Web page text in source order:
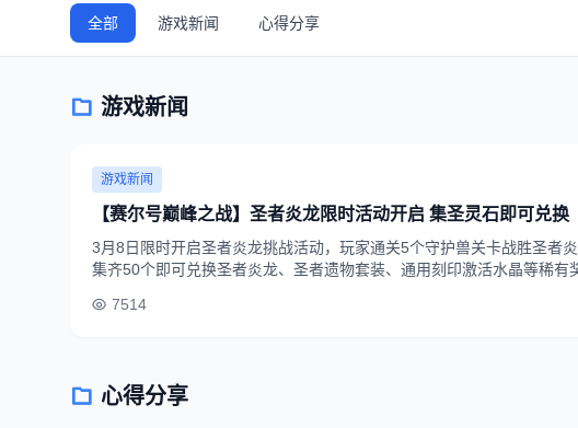
全部 游戏新闻 心得分享
游戏新闻
游戏新闻
【赛尔号巅峰之战】圣者炎龙限时活动开启 集圣灵石即可兑换
3月8日限时开启圣者炎龙挑战活动，玩家通关5个守护兽关卡战胜圣者炎
集齐50个即可兑换圣者炎龙、圣者遗物套装、通用刻印激活水晶等稀有
7514
心得分享